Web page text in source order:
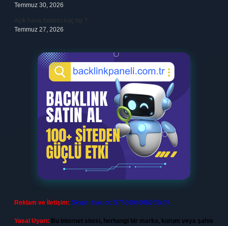
Temmuz 30, 2026
Açık hava basıncı kaç hg ?
Temmuz 27, 2026
Reklam ve İletişim: Skype: live:.cid.575569c608265c69
Yasal Uyarı: Bu internet sitesi, herhangi bir marka, kurum veya şahıs